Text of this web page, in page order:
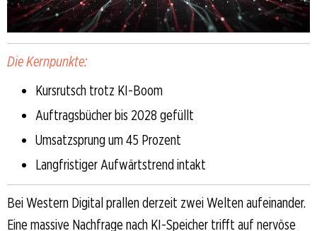
Die Kernpunkte:
Kursrutsch trotz KI-Boom
Auftragsbücher bis 2028 gefüllt
Umsatzsprung um 45 Prozent
Langfristiger Aufwärtstrend intakt
Bei Western Digital prallen derzeit zwei Welten aufeinander.
Eine massive Nachfrage nach KI-Speicher trifft auf nervöse